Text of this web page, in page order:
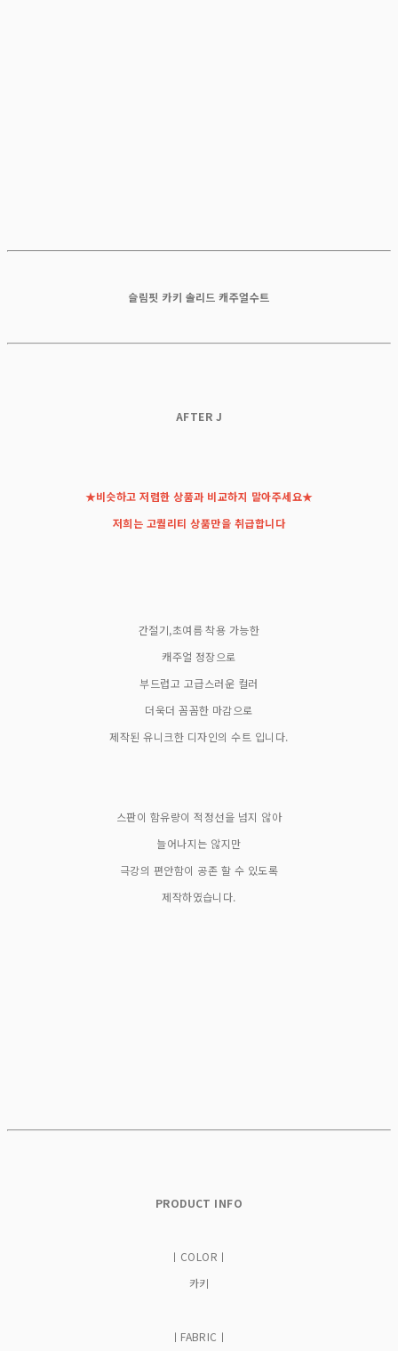
슬림핏 카키 솔리드 캐주얼수트
AFTER J
★비슷하고 저렴한 상품과 비교하지 말아주세요★
저희는 고퀄리티 상품만을 취급합니다
간절기,초여름 착용 가능한
캐주얼 정장으로
부드럽고 고급스러운 컬러
더욱더 꼼꼼한 마감으로
제작된 유니크한 디자인의 수트 입니다.
스판이 함유량이 적정선을 넘지 않아
늘어나지는 않지만
극강의 편안함이 공존 할 수 있도록
제작하였습니다.
PRODUCT INFO
ㅣCOLORㅣ
카키
ㅣFABRICㅣ